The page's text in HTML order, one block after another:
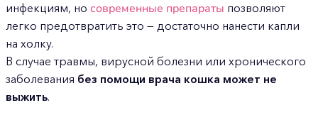
инфекциям, но современные препараты позволяют
легко предотвратить это — достаточно нанести капли
на холку.
В случае травмы, вирусной болезни или хронического
заболевания без помощи врача кошка может не
выжить.